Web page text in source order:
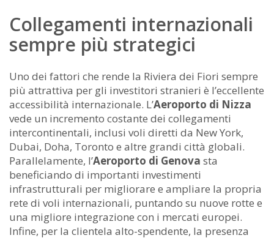
Collegamenti internazionali
sempre più strategici
Uno dei fattori che rende la Riviera dei Fiori sempre
più attrattiva per gli investitori stranieri è l’eccellente
accessibilità internazionale. L’Aeroporto di Nizza
vede un incremento costante dei collegamenti
intercontinentali, inclusi voli diretti da New York,
Dubai, Doha, Toronto e altre grandi città globali.
Parallelamente, l’Aeroporto di Genova sta
beneficiando di importanti investimenti
infrastrutturali per migliorare e ampliare la propria
rete di voli internazionali, puntando su nuove rotte e
una migliore integrazione con i mercati europei.
Infine, per la clientela alto-spendente, la presenza